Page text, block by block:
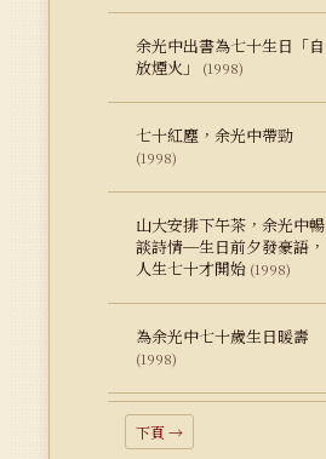
余光中出書為七十生日「自
放煙火」
(1998)
七十紅塵，余光中帶勁
(1998)
山大安排下午茶，余光中暢
談詩情─生日前夕發豪語，
人生七十才開始 (1998)
為余光中七十歲生日暖壽
(1998)
下頁 →